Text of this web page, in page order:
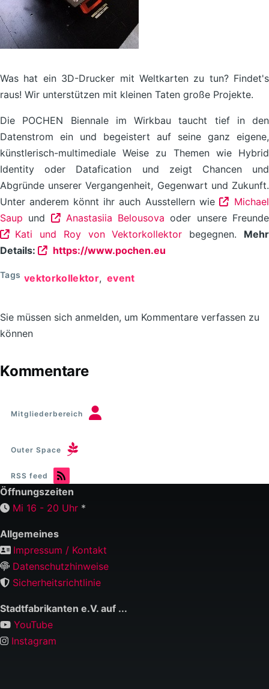
Was hat ein 3D-Drucker mit Weltkarten zu tun? Findet's
raus! Wir unterstützen mit kleinen Taten große Projekte.
Die POCHEN Biennale im Wirkbau taucht tief in den
Datenstrom ein und begeistert auf seine ganz eigene,
künstlerisch-multimediale Weise zu Themen wie Hybrid
Identity oder Datafication und zeigt Chancen und
Abgründe unserer Vergangenheit, Gegenwart und Zukunft.
Unter anderem könnt ihr auch Ausstellern wie
Michael
Saup und Anastasiia Belousova oder unsere Freunde
Kati und Roy von Vektorkollektor begegnen. Mehr
Details:
https://www.pochen.eu
Tags vektorkollektor event
Sie müssen sich anmelden, um Kommentare verfassen zu
können
Kommentare
Mitgliederbereich
Outer Space
RSS feed
Öffnungszeiten
Mi 16 - 20 Uhr *
Allgemeines
Impressum / Kontakt
Datenschutzhinweise
Sicherheitsrichtlinie
Stadtfabrikanten e.V. auf ...
YouTube
Instagram